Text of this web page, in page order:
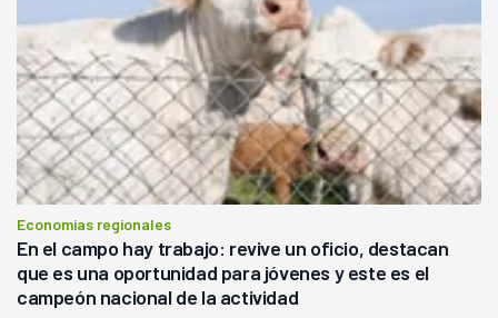
Economías regionales
En el campo hay trabajo: revive un oficio, destacan
que es una oportunidad para jóvenes y este es el
campeón nacional de la actividad